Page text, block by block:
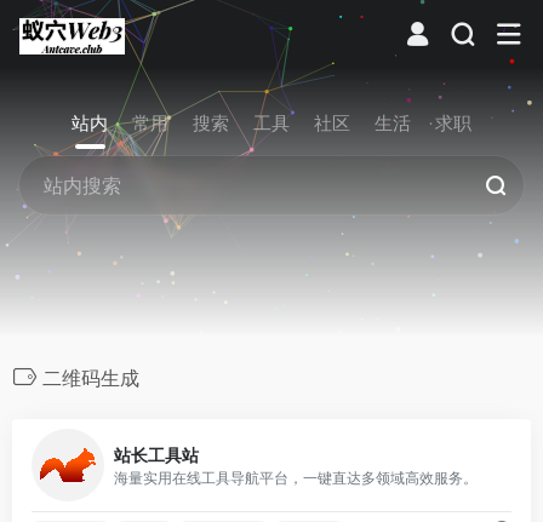
站内 常用 搜索 工具 社区 生活 求职
二维码生成
站长工具站
海量实用在线工具导航平台，一键直达多领域高效服务。